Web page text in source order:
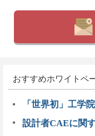
おすすめホワイトペ
「世界初」工学
設計者CAEに関